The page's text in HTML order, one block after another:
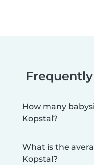
How many
Kopstal?
What is the
Kopstal?